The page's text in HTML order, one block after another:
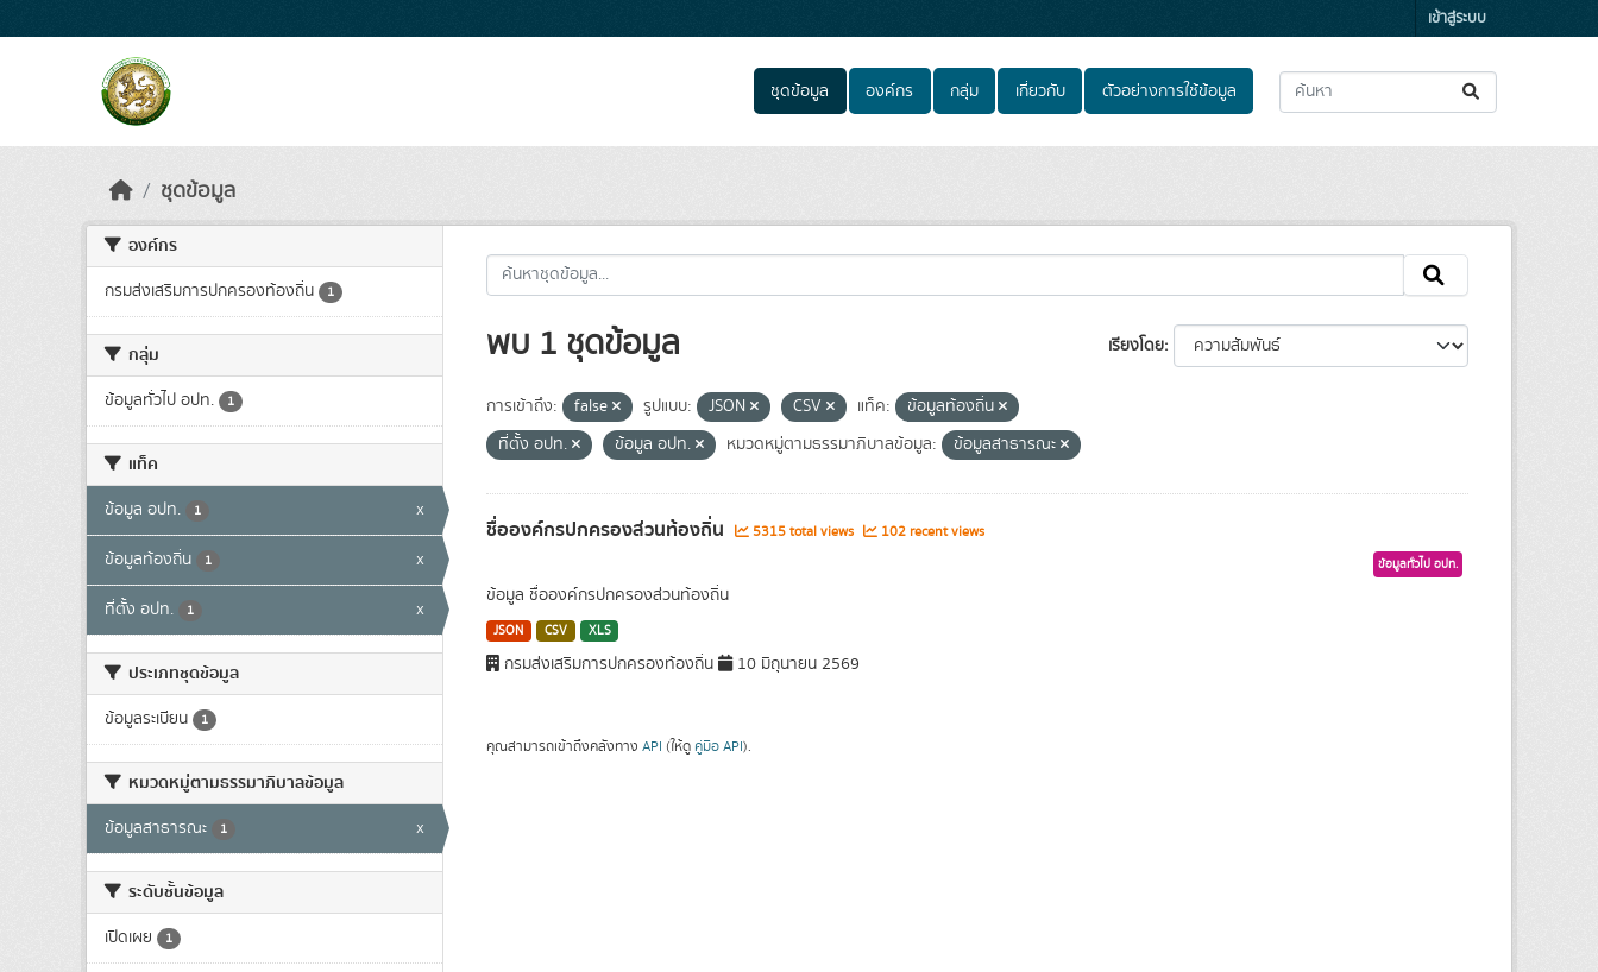
เข้าสู่ระบบ
ชุดข้อมูล องค์กร กลุ่ม เกี่ยวกับ ตัวอย่างการใช้ข้อมูล
ชุดข้อมูล
องค์กร
กรมส่งเสริมการปกครองท้องถิ่น 1
กลุ่ม
ข้อมูลทั่วไป อปท. 1
แท็ค
ข้อมูล อปท. 1 x
ข้อมูลท้องถิ่น 1 x
ที่ตั้ง อปท. 1 x
ประเภทชุดข้อมูล
ข้อมูลระเบียน 1
หมวดหมู่ตามธรรมาภิบาลข้อมูล
ข้อมูลสาธารณะ 1 x
ระดับชั้นข้อมูล
เปิดเผย 1
เรียงโดย
พบ 1 ชุดข้อมูล
การเข้าถึง: false รูปแบบ: JSON CSV แท็ค:
ข้อมูลท้องถิ่น
ที่ตั้ง อปท.
ข้อมูล อปท. หมวดหมู่ตามธรรมาภิบาลข้อมูล: ข้อมูลสาธารณะ
ชื่อองค์กรปกครองส่วนท้องถิ่น 5315 total views 102 recent views
ข้อมูลทั่วไป อปท.
ข้อมูล ชื่อองค์กรปกครองส่วนท้องถิ่น
JSON CSV XLS
กรมส่งเสริมการปกครองท้องถิ่น 10 มิถุนายน 2569
คุณสามารถเข้าถึงคลังทาง API (ให้ดู คู่มือ API).